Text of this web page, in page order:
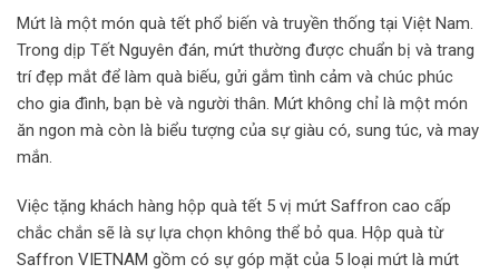
Mứt là một món quà tết phổ biến và truyền thống tại Việt Nam.
Trong dịp Tết Nguyên đán, mứt thường được chuẩn bị và trang
trí đẹp mắt để làm quà biếu, gửi gắm tình cảm và chúc phúc
cho gia đình, bạn bè và người thân. Mứt không chỉ là một món
ăn ngon mà còn là biểu tượng của sự giàu có, sung túc, và may
mắn.
Việc tặng khách hàng hộp quà tết 5 vị mứt Saffron cao cấp
chắc chắn sẽ là sự lựa chọn không thể bỏ qua. Hộp quà từ
Saffron VIETNAM gồm có sự góp mặt của 5 loại mứt là mứt